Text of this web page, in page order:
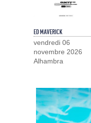
ED MAVERICK
vendredi 06
novembre 2026
Alhambra